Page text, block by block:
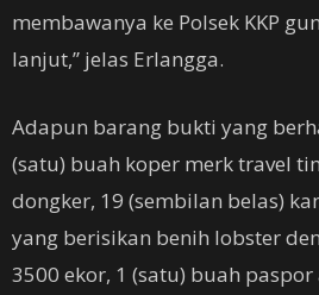
membawanya ke Polsek KKP
lanjut,” jelas Erlangga.
Adapun barang bukti yang
(satu) buah koper merk travel
dongker, 19 (sembilan belas)
yang berisikan benih lobster
3500 ekor, 1 (satu) buah paspor